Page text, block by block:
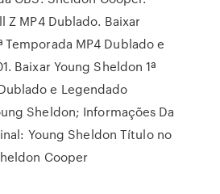
Z MP4 Dublado. Baixar
Temporada MP4 Dublado e
Baixar Young Sheldon 1ª
e Legendado
Sheldon; Informações Da
Young Sheldon Título no
Cooper